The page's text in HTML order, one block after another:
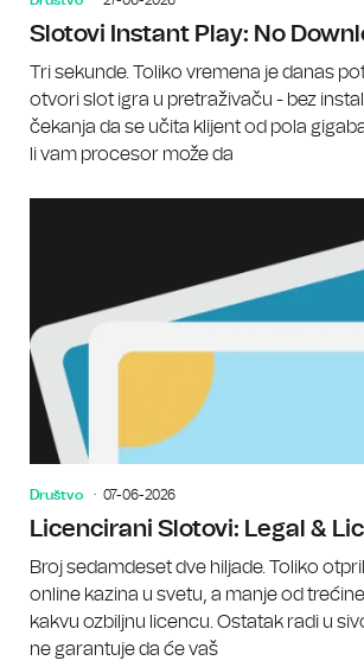
Slotovi Instant Play: No
Tri sekunde. Toliko vremena je danas
otvori slot igra u pretraživaču - bez
čekanja da se učita klijent od pola
li vam procesor može da
Društvo 07-06-2026
Licencirani Slotovi: Legal &
Broj sedamdeset dve hiljade. Toliko
online kazina u svetu, a manje od
kakvu ozbiljnu licencu. Ostatak radi u
ne garantuje da će vaš